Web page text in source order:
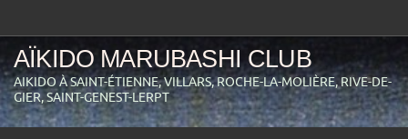
contenu
AÏKIDO MARUBASHI CLUB
AIKIDO À SAINT-ÉTIENNE, VILLARS, ROCHE-LA-MOLIÈRE, RIVE-DE-
GIER, SAINT-GENEST-LERPT